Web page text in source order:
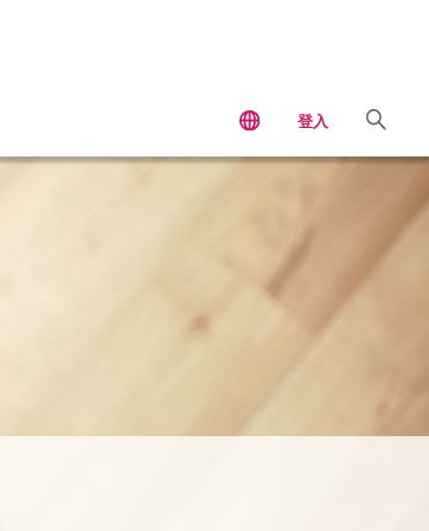
登入